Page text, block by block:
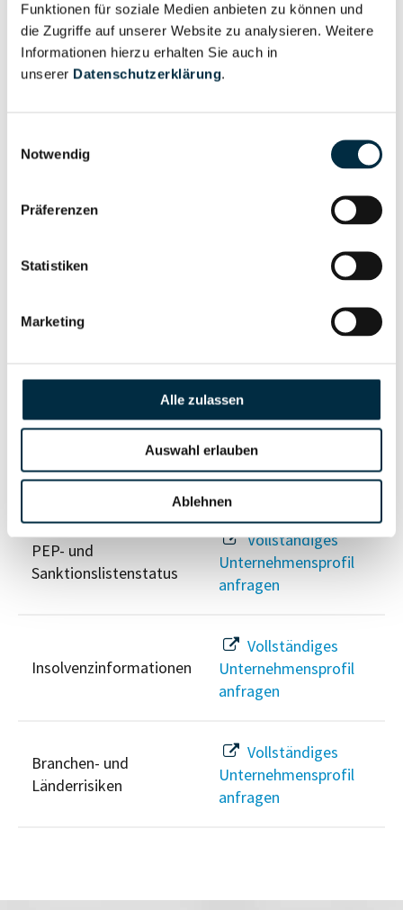
Funktionen für soziale Medien anbieten zu können und
die Zugriffe auf unserer Website zu analysieren. Weitere
Informationen hierzu erhalten Sie auch in
unserer Datenschutzerklärung.
Notwendig
Präferenzen
Statistiken
Marketing
Alle zulassen
Auswahl erlauben
Ablehnen
Eigentums- und Kontrollstruktur
Gesellschafterstruktur
Vollständiges
Unternehmensprofil
Unternehmensnetzwerk
Unternehmensprofil
Berechtigten Pfad
anfragen
Risikoinformationen
PEP- und
Sanktionslistenstatus
Vollständiges
Unternehmensprofil
anfragen
Insolvenzinformationen
Vollständiges
Unternehmensprofil
anfragen
Branchen- und
Länderrisiken
Vollständiges
Unternehmensprofil
anfragen